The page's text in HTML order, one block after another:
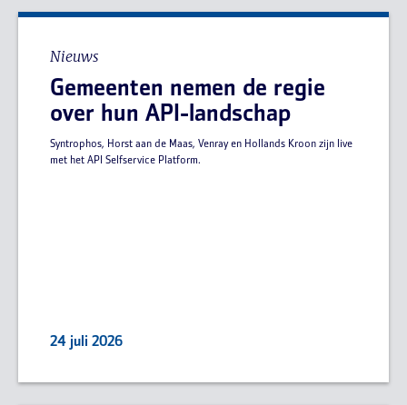
Nieuws
Gemeenten nemen de regie
over hun API-landschap
Syntrophos, Horst aan de Maas, Venray en Hollands Kroon zijn live
met het API Selfservice Platform.
24 juli 2026